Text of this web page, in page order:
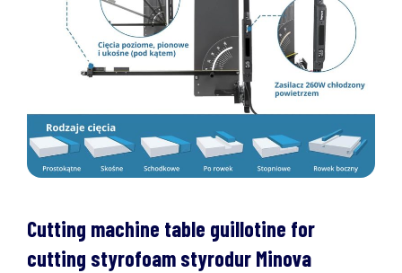
Cutting machine table guillotine for
cutting styrofoam styrodur Minova